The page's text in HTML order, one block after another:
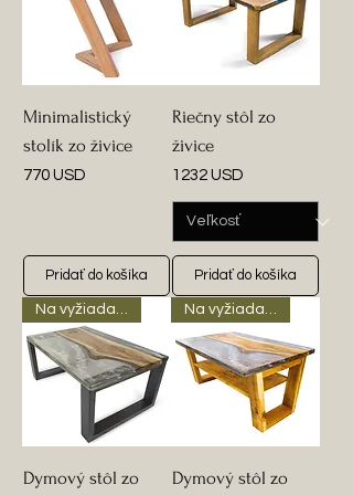
Minimalistický
stolík zo živice
Cena
770 USD
Pridať do košíka
Riečny stôl zo
živice
Cena
1232 USD
Pridať do košíka
Na vyžiadanie
Dymový stôl zo
Na vyžiadanie
Dymový stôl zo